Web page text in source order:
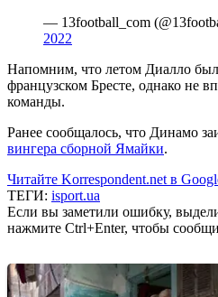
— 13football_com
2022
Напомним, что летом Диалло
французском Бресте, однако не
команды.
Ранее сообщалось, что Динамо
вингера сборной Ямайки.
Читайте Korrespondent.net в
ТЕГИ: isport.ua
Если вы заметили ошибку,
нажмите Ctrl+Enter, чтобы